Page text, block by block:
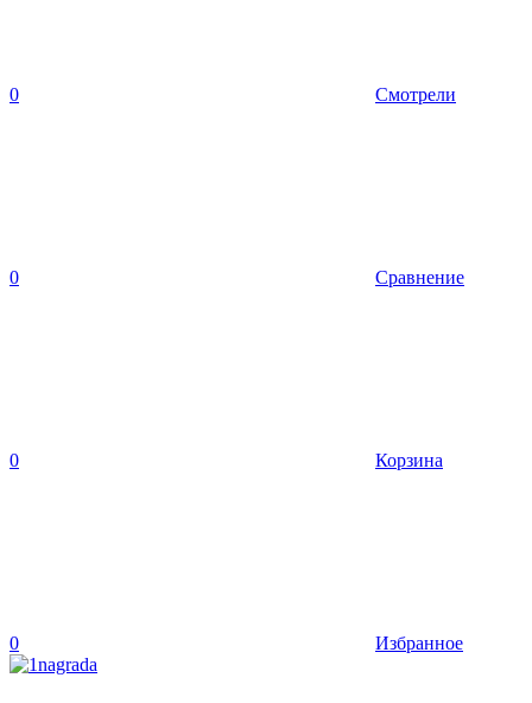
0 Смотрели
0 Сравнение
0 Корзина
0 Избранное